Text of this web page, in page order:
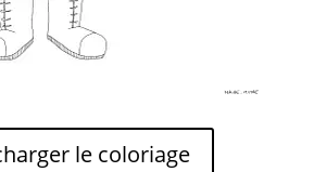
le coloriage